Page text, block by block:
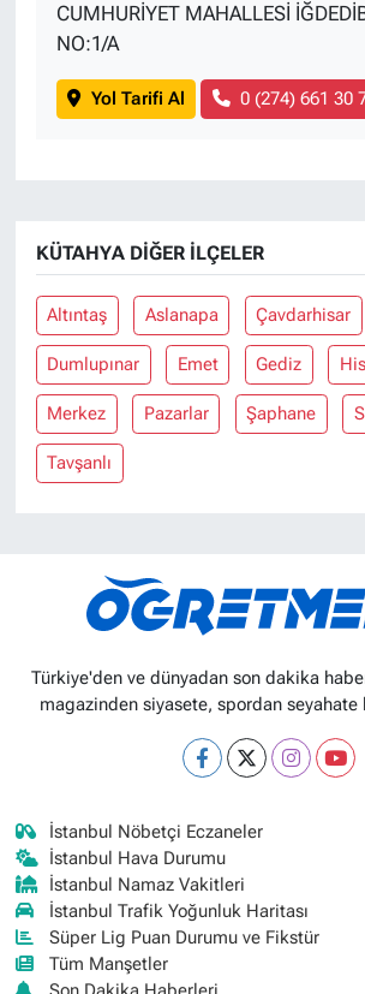
CUMHURİYET MAHALLESİ
NO:1/A
Yol Tarifi Al 0 (274) 661 30
KÜTAHYA DIĞER İLÇELER
Altıntaş Aslanapa Çavdarhisar
Dumlupınar Emet Gediz
Merkez Pazarlar Şaphane
Tavşanlı
Türkiye'den ve dünyadan son dakika
magazinden siyasete, spordan seyahate
İstanbul Nöbetçi Eczaneler
İstanbul Hava Durumu
İstanbul Namaz Vakitleri
İstanbul Trafik Yoğunluk Haritası
Süper Lig Puan Durumu ve Fikstür
Tüm Manşetler